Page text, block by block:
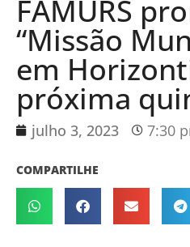
FAMURS
“Missão
em
próxima
julho 3, 2023 7:30
COMPARTILHE